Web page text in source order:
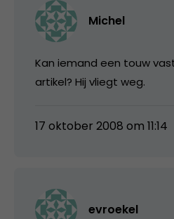
Michel
Kan iemand een touw
artikel? Hij vliegt weg.
17 oktober 2008 om 11:14
evroekel